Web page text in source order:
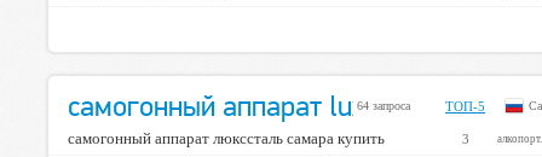
➤
97% ➤
97%
64 запроса
самогонный аппарат luxstahl (Самара)
ТОП-5
самогонный аппарат люкссталь самара купить 3